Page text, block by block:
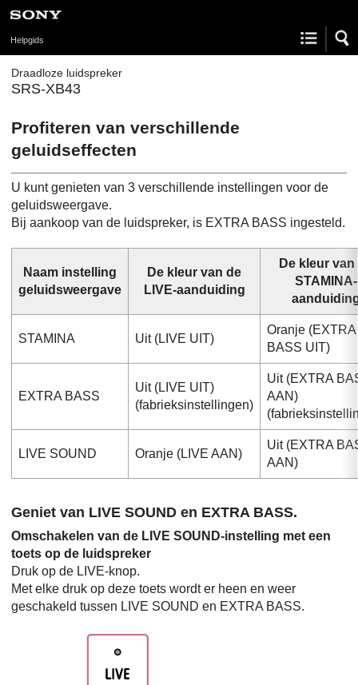
Helpgids
Draadloze luidspreker
SRS-XB43
Profiteren van verschillende
geluidseffecten
U kunt genieten van 3 verschillende instellingen voor de
geluidsweergave.
Bij aankoop van de luidspreker, is EXTRA BASS ingesteld.
Naam instelling
geluidsweergave
De kleur van de
LIVE-aanduiding
De kleur van
STAMINA-
STAMINA Uit (LIVE UIT)
Oranje (EXTRA
BASS UIT)
EXTRA BASS
Uit (LIVE UIT)
(fabrieksinstellingen)
Uit (EXTRA
AAN)
LIVE SOUND Oranje (LIVE AAN)
Uit (EXTRA
AAN)
Geniet van LIVE SOUND en EXTRA BASS.
Omschakelen van de LIVE SOUND-instelling met een
toets op de luidspreker
Druk op de LIVE-knop.
Met elke druk op deze toets wordt er heen en weer
geschakeld tussen LIVE SOUND en EXTRA BASS.